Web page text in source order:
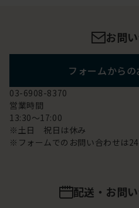
お問
フォームから
03-6908-8370
営業時間
13:30～17:00
※土日 祝日は休み
※フォームでのお問い合わせは24
配送・お問